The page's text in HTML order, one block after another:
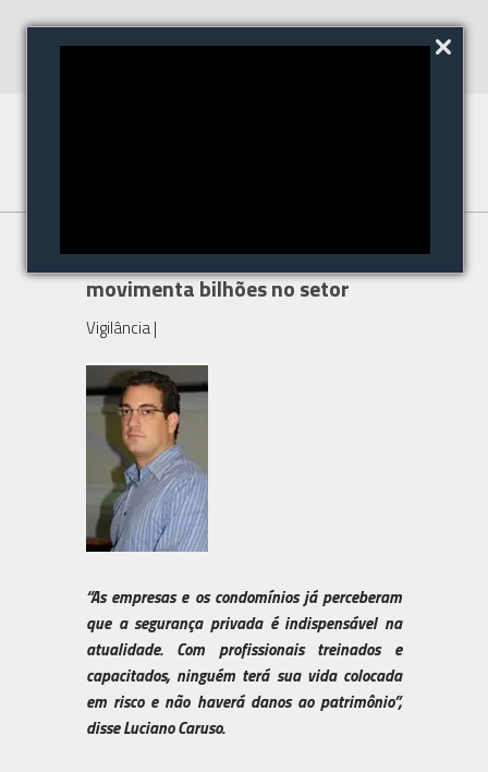
Segurança privada em alta
movimenta bilhões no setor
Vigilância|
“As empresas e os condomínios já perceberam
que a segurança privada é indispensável na
atualidade. Com profissionais treinados e
capacitados, ninguém terá sua vida colocada
em risco e não haverá danos ao patrimônio”,
disse Luciano Caruso.